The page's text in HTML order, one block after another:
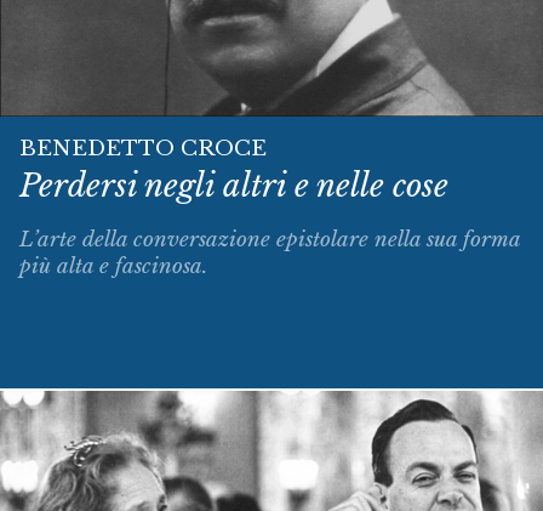
BENEDETTO CROCE
Perdersi negli altri e nelle cose
L’arte della conversazione epistolare nella sua forma
più alta e fascinosa.